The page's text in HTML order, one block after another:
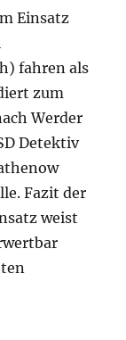
Einsatz
fahren als
zum
Werder
Detektiv
Fazit der
weist